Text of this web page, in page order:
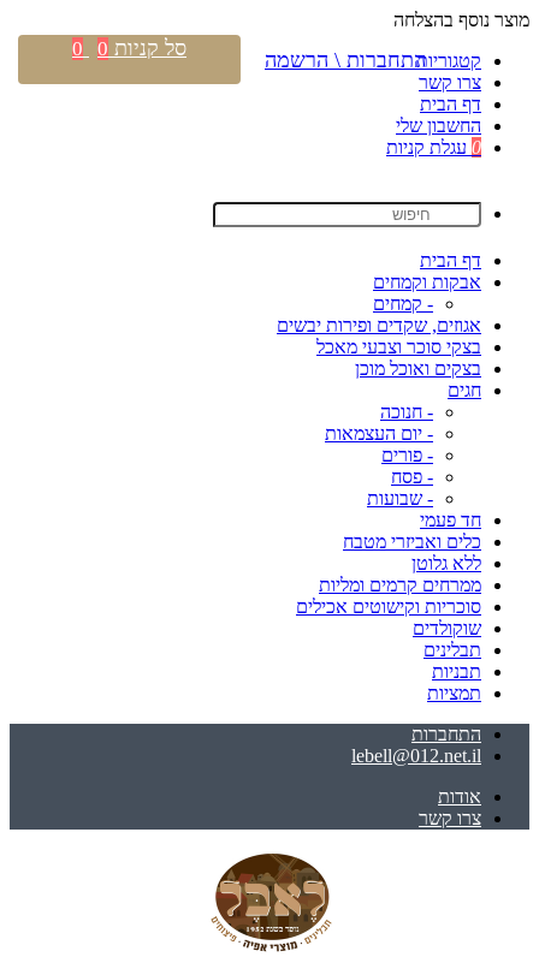
מוצר נוסף בהצלחה
קטגוריות
צרו קשר
דף הבית
החשבון שלי
0 עגלת קניות
דף הבית
אבקות וקמחים
- קמחים
אגוזים, שקדים ופירות יבשים
בצקי סוכר וצבעי מאכל
בצקים ואוכל מוכן
חגים
- חנוכה
- יום העצמאות
- פורים
- פסח
- שבועות
חד פעמי
כלים ואביזרי מטבח
ללא גלוטן
ממרחים קרמים ומליות
סוכריות וקישוטים אכילים
שוקולדים
תבלינים
תבניות
תמציות
התחברות
lebell@012.net.il
אודות
צרו קשר
התחברות \ הרשמה סל קניות 0
0